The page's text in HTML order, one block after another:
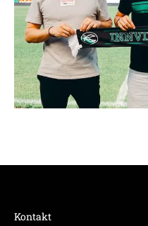
Kontakt